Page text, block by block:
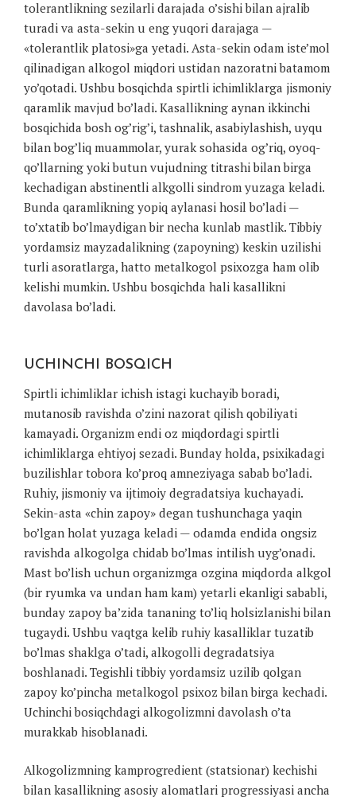
tolerantlikning sezilarli darajada o’sishi bilan ajralib
turadi va asta-sekin u eng yuqori darajaga —
«tolerantlik platosi»ga yetadi. Asta-sekin odam iste’mol
qilinadigan alkogol miqdori ustidan nazoratni batamom
yo’qotadi. Ushbu bosqichda spirtli ichimliklarga jismoniy
qaramlik mavjud bo’ladi. Kasallikning aynan ikkinchi
bosqichida bosh og’rig’i, tashnalik, asabiylashish, uyqu
bilan bog’liq muammolar, yurak sohasida og’riq, oyoq-
qo’llarning yoki butun vujudning titrashi bilan birga
kechadigan abstinentli alkgolli sindrom yuzaga keladi.
Bunda qaramlikning yopiq aylanasi hosil bo’ladi —
to’xtatib bo’lmaydigan bir necha kunlab mastlik. Tibbiy
yordamsiz mayzadalikning (zapoyning) keskin uzilishi
turli asoratlarga, hatto metalkogol psixozga ham olib
kelishi mumkin. Ushbu bosqichda hali kasallikni
davolasa bo’ladi.
UCHINCHI BOSQICH
Spirtli ichimliklar ichish istagi kuchayib boradi,
mutanosib ravishda o’zini nazorat qilish qobiliyati
kamayadi. Organizm endi oz miqdordagi spirtli
ichimliklarga ehtiyoj sezadi. Bunday holda, psixikadagi
buzilishlar tobora ko’proq amneziyaga sabab bo’ladi.
Ruhiy, jismoniy va ijtimoiy degradatsiya kuchayadi.
Sekin-asta «chin zapoy» degan tushunchaga yaqin
bo’lgan holat yuzaga keladi — odamda endida ongsiz
ravishda alkogolga chidab bo’lmas intilish uyg’onadi.
Mast bo’lish uchun organizmga ozgina miqdorda alkgol
(bir ryumka va undan ham kam) yetarli ekanligi sababli,
bunday zapoy ba’zida tananing to’liq holsizlanishi bilan
tugaydi. Ushbu vaqtga kelib ruhiy kasalliklar tuzatib
bo’lmas shaklga o’tadi, alkogolli degradatsiya
boshlanadi. Tegishli tibbiy yordamsiz uzilib qolgan
zapoy ko’pincha metalkogol psixoz bilan birga kechadi.
Uchinchi bosiqchdagi alkogolizmni davolash o’ta
murakkab hisoblanadi.
Alkogolizmning kamprogredient (statsionar) kechishi
bilan kasallikning asosiy alomatlari progressiyasi ancha